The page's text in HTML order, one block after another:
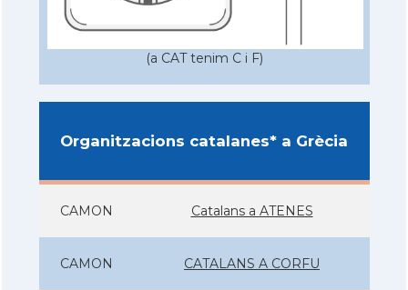
(a CAT tenim C i F)
Organitzacions catalanes* a Grècia
CAMON Catalans a ATENES
CAMON CATALANS A CORFU